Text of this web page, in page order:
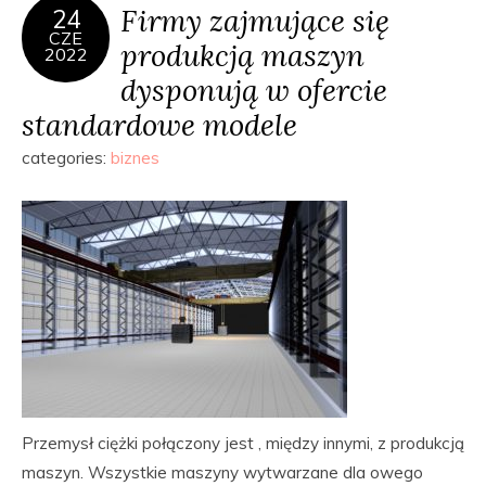
24
CZE
2022
Firmy zajmujące się
produkcją maszyn
dysponują w ofercie
standardowe modele
categories: biznes
Przemysł ciężki połączony jest , między innymi, z produkcją
maszyn. Wszystkie maszyny wytwarzane dla owego